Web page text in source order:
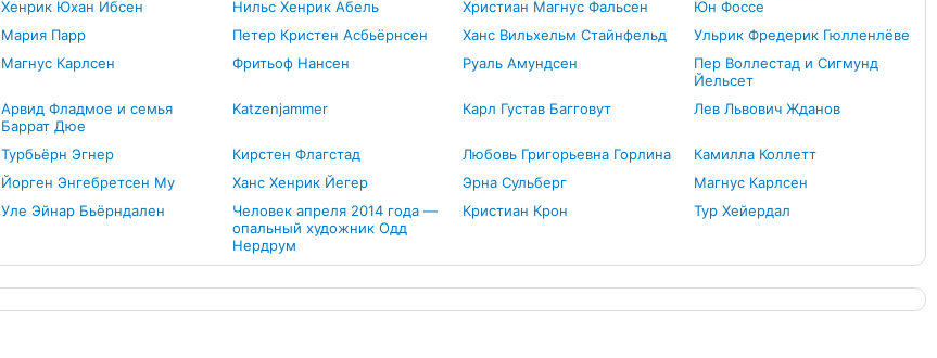
Хенрик Юхан Ибсен Нильс Хенрик Абель Христиан Магнус Фальсен
Юн Фоссе
Мария Парр Петер Кристен Асбьёрнсен Ханс Вильхельм Стайнфельд
Ульрик Фредерик Гюлленлёве
Магнус Карлсен Фритьоф Нансен Руаль Амундсен
Пер Воллестад и Сигмунд
Йельсет
Арвид Фладмое и семья
Баррат Дюе
Katzenjammer Карл Густав Багговут Лев Львович Жданов
Турбьёрн Эгнер Кирстен Флагстад Любовь Григорьевна Горлина
Камилла Коллетт
Йорген Энгебретсен Му Ханс Хенрик Йегер Эрна Сульберг
Магнус Карлсен
Уле Эйнар Бьёрндален
Человек апреля 2014 года —
опальный художник Одд
Нердрум
Кристиан Крон Тур Хейердал